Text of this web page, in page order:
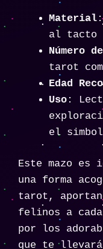
Material
al tacto
Número
tarot
Edad
Uso :
el
Este mazo es
una forma
tarot,
felinos a
por los
que te